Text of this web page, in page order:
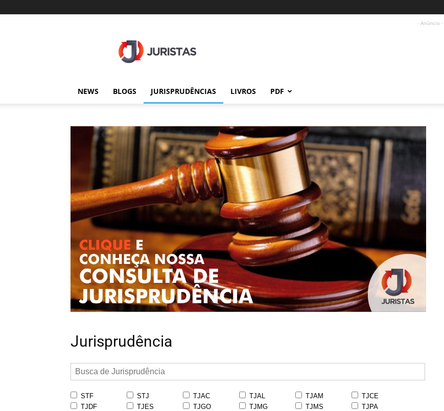
- Anúncio -
NEWS BLOGS JURISPRUDÊNCIAS LIVROS PDF
Jurisprudência
STF STJ TJAC TJAL TJAM
TJCE
TJDF
TJES TJGO TJMG TJMS
TJPA